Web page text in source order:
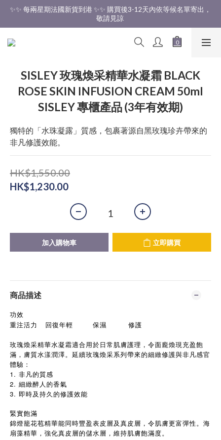
✨✨ 香港免運費 ✨✨
✨✨ 每兩星期法國新貨到港 ✨✨ 購買後3-12天內依等候名單寄出，
敬請見諒
✨✨ 香港免運費 ✨✨
SISLEY 玫瑰煥采精華水凝霜 BLACK
ROSE SKIN INFUSION CREAM 50ml
SISLEY 專櫃產品 (3年有效期)
獨特的「水珠凝露」質感，包裹著源自黑玫瑰珍卉帶來的
非凡修護效能。
HK$1,550.00
HK$1,230.00
加入購物車 立即購買
商品描述
功效
重注活力
回復年輕 保濕 修護
玫瑰煥采精華水凝霜適合用於日常肌膚護理，令面龐煥現充盈飽
滿，膚質水漾潤澤。延續玫瑰煥采系列帶來的細緻修護與非凡感官
體驗：
1. 非凡的質感
2. 細緻醉人的香氣
3. 即時及持久的修護效能
緊實飽滿
錦燈籠花苞精華能同時豐盈表皮層及真皮層，令肌膚更富彈性。海
扇藻精華，強化真皮層的儲水層，維持肌膚飽滿度。